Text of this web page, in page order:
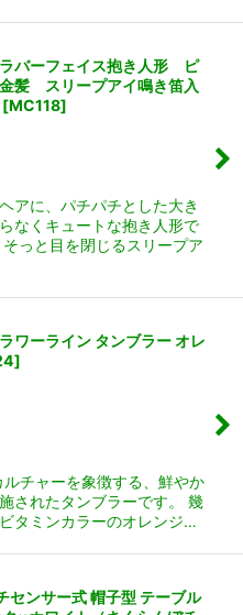
バーフェイス抱き人形 ピ
髪 スリープアイ鳴き笛入
[MC118]
アに、パチパチとした大き
なくキュートな抱き人形で
っと目を閉じるスリープア
ワーライン タンブラー オレ
]
チャーを象徴する、鮮やか
されたタンブラーです。 幾
タミンカラーのオレンジ…
ンサー式 帽子型 テーブル